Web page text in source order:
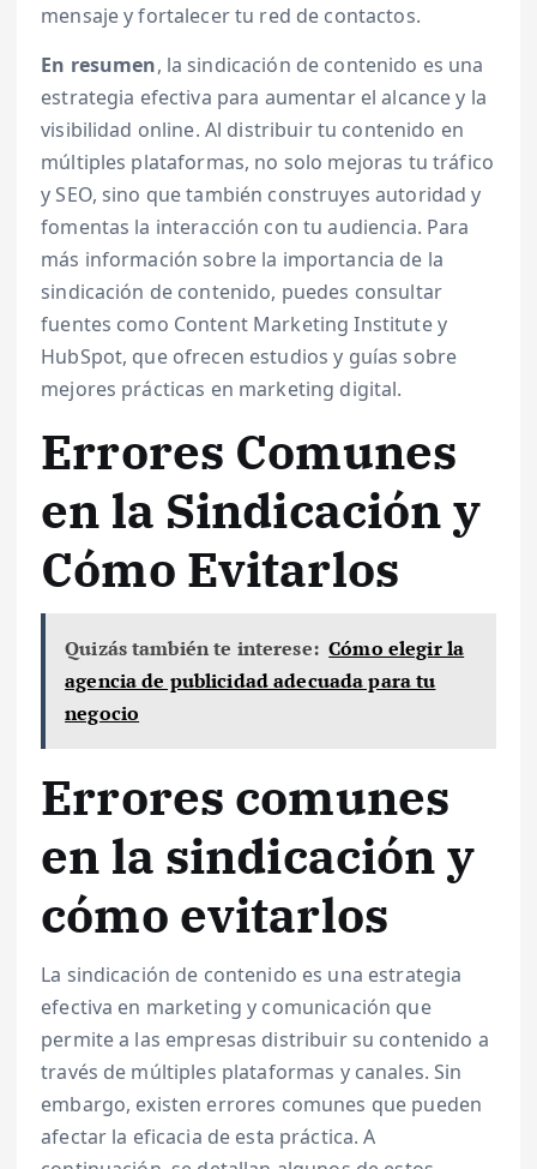
mensaje y fortalecer tu red de contactos.
En resumen, la sindicación de contenido es una
estrategia efectiva para aumentar el alcance y la
visibilidad online. Al distribuir tu contenido en
múltiples plataformas, no solo mejoras tu tráfico
y SEO, sino que también construyes autoridad y
fomentas la interacción con tu audiencia. Para
más información sobre la importancia de la
sindicación de contenido, puedes consultar
fuentes como Content Marketing Institute y
HubSpot, que ofrecen estudios y guías sobre
mejores prácticas en marketing digital.
Errores Comunes
en la Sindicación y
Cómo Evitarlos
Quizás también te interese: Cómo elegir la
agencia de publicidad adecuada para tu
negocio
Errores comunes
en la sindicación y
cómo evitarlos
La sindicación de contenido es una estrategia
efectiva en marketing y comunicación que
permite a las empresas distribuir su contenido a
través de múltiples plataformas y canales. Sin
embargo, existen errores comunes que pueden
afectar la eficacia de esta práctica. A